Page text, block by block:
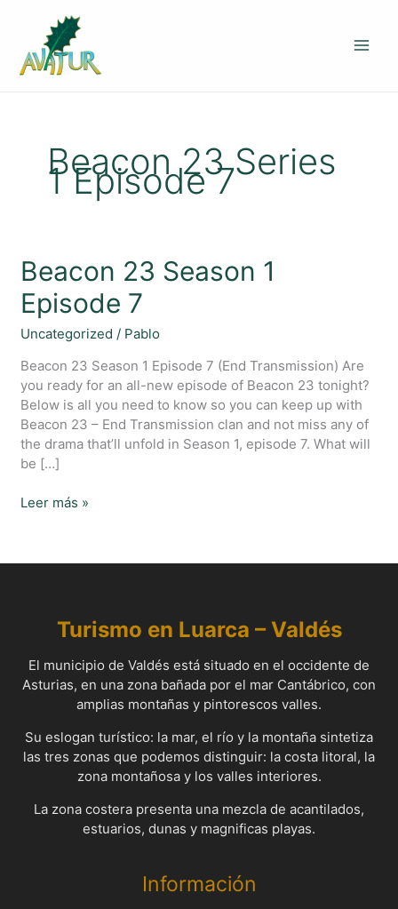
contenido
Beacon 23 Series
1 Episode 7
Beacon 23 Season 1
Episode 7
Uncategorized / Pablo
Beacon 23 Season 1 Episode 7 (End Transmission) Are
you ready for an all-new episode of Beacon 23 tonight?
Below is all you need to know so you can keep up with
Beacon 23 – End Transmission clan and not miss any of
the drama that’ll unfold in Season 1, episode 7. What will
be […]
Beacon
23
Season
Episode
7
Leer más »
Turismo en Luarca – Valdés
El municipio de Valdés está situado en el occidente de
Asturias, en una zona bañada por el mar Cantábrico, con
amplias montañas y pintorescos valles.
Su eslogan turístico: la mar, el río y la montaña sintetiza
las tres zonas que podemos distinguir: la costa litoral, la
zona montañosa y los valles interiores.
La zona costera presenta una mezcla de acantilados,
estuarios, dunas y magnificas playas.
Información